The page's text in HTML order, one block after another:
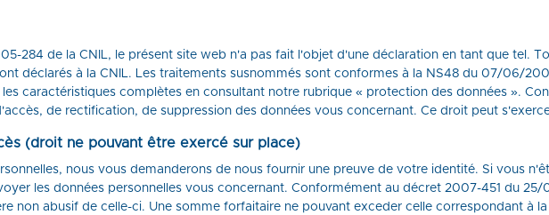
284 de la CNIL, le présent site web n'a pas fait l'objet d'une déclaration en tant que tel.
déclarés à la CNIL. Les traitements susnommés sont conformes à la NS48 du 07/06/
caractéristiques complètes en consultant notre rubrique « protection des données ».
de rectification, de suppression des données vous concernant. Ce droit peut
(droit ne pouvant être exercé sur place)
nous vous demanderons de nous fournir une preuve de votre identité. Si vous
les données personnelles vous concernant. Conformément au décret 2007-451 du
non abusif de celle-ci. Une somme forfaitaire ne pouvant exceder celle correspondant à